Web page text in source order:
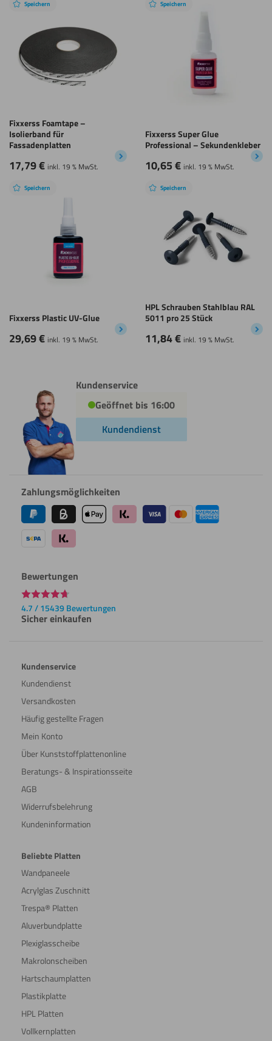
Speichern
Fixxerss Foamtape –
Isolierband für
Fassadenplatten
17,79€ inkl. 19 % MwSt.
Speichern
Fixxerss Super Glue
Professional – Sekundenkleber
10,65€ inkl. 19 % MwSt.
Speichern
Fixxerss Plastic UV-Glue
29,69€ inkl. 19 % MwSt.
Speichern
HPL Schrauben Stahlblau RAL
5011 pro 25 Stück
11,84€ inkl. 19 % MwSt.
Kundenservice
Geöffnet bis 16:00
Kundendienst
Zahlungsmöglichkeiten
Bewertungen
4.7 / 15439 Bewertungen
Sicher einkaufen
Kundenservice
Kundendienst
Versandkosten
Häufig gestellte Fragen
Mein Konto
Über Kunststoffplattenonline
Beratungs- & Inspirationsseite
AGB
Widerrufsbelehrung
Kundeninformation
Beliebte Platten
Wandpaneele
Acrylglas Zuschnitt
Trespa® Platten
Aluverbundplatte
Plexiglasscheibe
Makrolonscheiben
Hartschaumplatten
Plastikplatte
HPL Platten
Vollkernplatten